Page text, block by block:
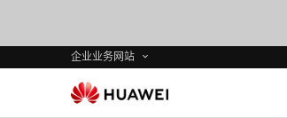
企业业务网站